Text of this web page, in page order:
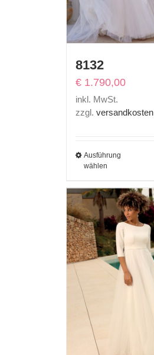
8132
€1.790,00
inkl. MwSt.
zzgl. versandkosten
Ausführung
wählen